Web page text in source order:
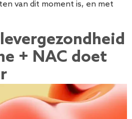
van dit moment is, en met
+ NAC doet